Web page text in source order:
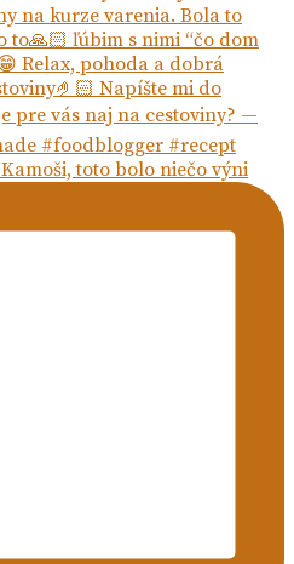
Kamoši, toto bolo niečo výni